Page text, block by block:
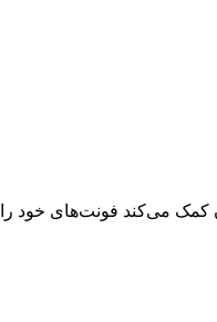
کمک می‌کند فونت‌های خود